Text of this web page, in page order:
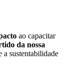
ao capacitar
da nossa
a sustentabilidade